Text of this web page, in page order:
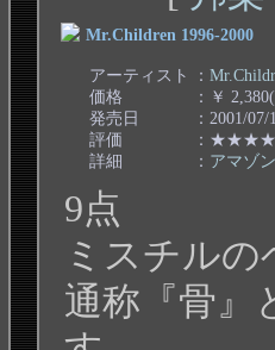
Mr.Children 1996-2000
アーティスト ：
価格
：￥
発売日
：2001/07/
評価
：
詳細
： アマゾ
9点
ミスチル
通称『骨』